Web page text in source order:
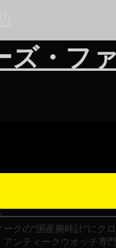
ズ・フ
クの“国産腕時計”にク
アンティークウオッチ専